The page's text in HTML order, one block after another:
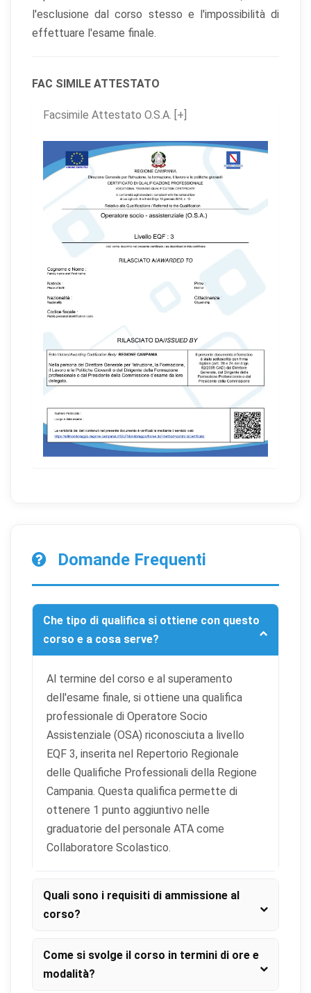
l'esclusione dal corso stesso e l'impossibilità di
effettuare l'esame finale.
FAC SIMILE ATTESTATO
Facsimile Attestato O.S.A. [+]
Domande Frequenti
Che tipo di qualifica si ottiene con questo
corso e a cosa serve?
Al termine del corso e al superamento
dell'esame finale, si ottiene una qualifica
professionale di Operatore Socio
Assistenziale (OSA) riconosciuta a livello
EQF 3, inserita nel Repertorio Regionale
delle Qualifiche Professionali della Regione
Campania. Questa qualifica permette di
ottenere 1 punto aggiuntivo nelle
graduatorie del personale ATA come
Collaboratore Scolastico.
Quali sono i requisiti di ammissione al
corso?
Come si svolge il corso in termini di ore e
modalità?